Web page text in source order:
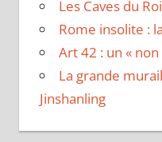
Les Caves du
Rome insolite :
Art 42 : un «
La grande
Jinshanling